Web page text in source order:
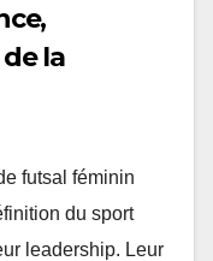
la
futsal féminin
du sport
leadership. Leur